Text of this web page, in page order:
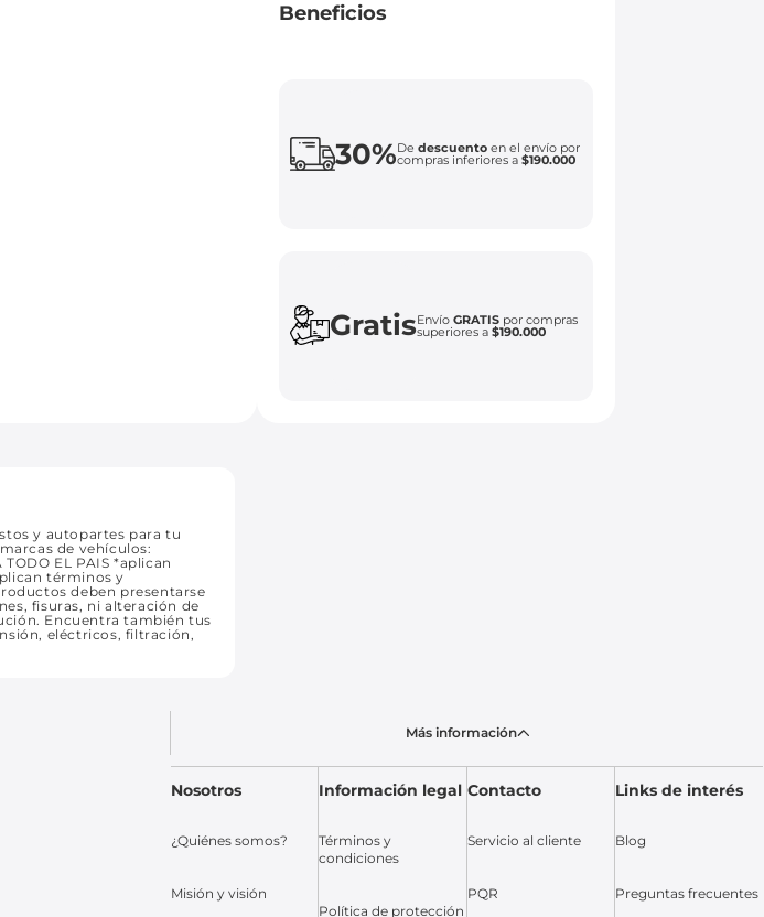
Beneficios
30%De descuentoen el envío por
compras inferiores a $190.000
GratisEnvío GRATISpor compras
superiores a $190.000
y autopartes para tu
de vehículos:
EL PAIS *aplican
términos y
deben presentarse
fisuras, ni alteración de
Encuentra también tus
eléctricos, filtración,
Más información
Nosotros
¿Quiénes somos?
Misión y visión
Información legal
Términos y
condiciones
Política de protección
Contacto
Servicio al cliente
PQR
Links de interés
Blog
Preguntas frecuentes